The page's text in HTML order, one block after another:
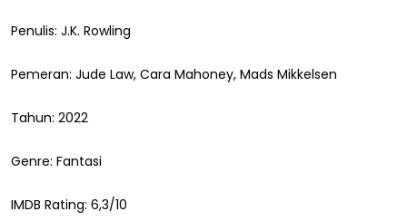
Penulis: J.K. Rowling
Pemeran: Jude Law, Cara Mahoney, Mads Mikkelsen
Tahun: 2022
Genre: Fantasi
IMDB Rating: 6,3/10